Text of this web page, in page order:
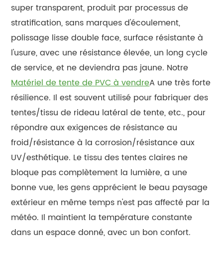
super transparent, produit par processus de
stratification, sans marques d'écoulement,
polissage lisse double face, surface résistante à
l'usure, avec une résistance élevée, un long cycle
de service, et ne deviendra pas jaune. Notre
Matériel de tente de PVC à vendreA une très forte
résilience. Il est souvent utilisé pour fabriquer des
tentes/tissu de rideau latéral de tente, etc., pour
répondre aux exigences de résistance au
froid/résistance à la corrosion/résistance aux
UV/esthétique. Le tissu des tentes claires ne
bloque pas complètement la lumière, a une
bonne vue, les gens apprécient le beau paysage
extérieur en même temps n'est pas affecté par la
météo. Il maintient la température constante
dans un espace donné, avec un bon confort.